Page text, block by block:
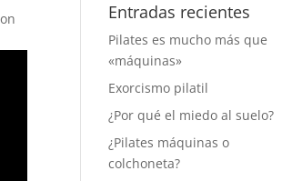
Entradas recientes
Pilates es mucho más que
«máquinas»
Exorcismo pilatil
¿Por qué el miedo al suelo?
¿Pilates máquinas o
colchoneta?